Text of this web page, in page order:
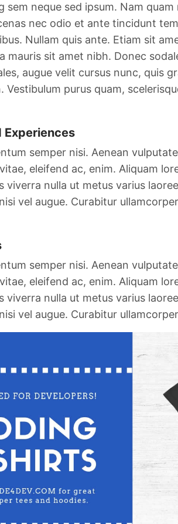
sem neque sed ipsum. Nam
nec odio et ante tincidunt
Nullam quis ante. Etiam sit
mauris sit amet nibh. Donec
augue velit cursus nunc, quis
Vestibulum purus quam,
Experiences
semper nisi. Aenean
eleifend ac, enim. Aliquam
viverra nulla ut metus varius
vel augue. Curabitur
semper nisi. Aenean
eleifend ac, enim. Aliquam
viverra nulla ut metus varius
vel augue. Curabitur